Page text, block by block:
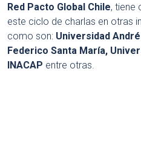
Red Pacto Global Chile, tiene
este ciclo de charlas en otras
como son: Universidad
Federico Santa María,
INACAP entre otras.